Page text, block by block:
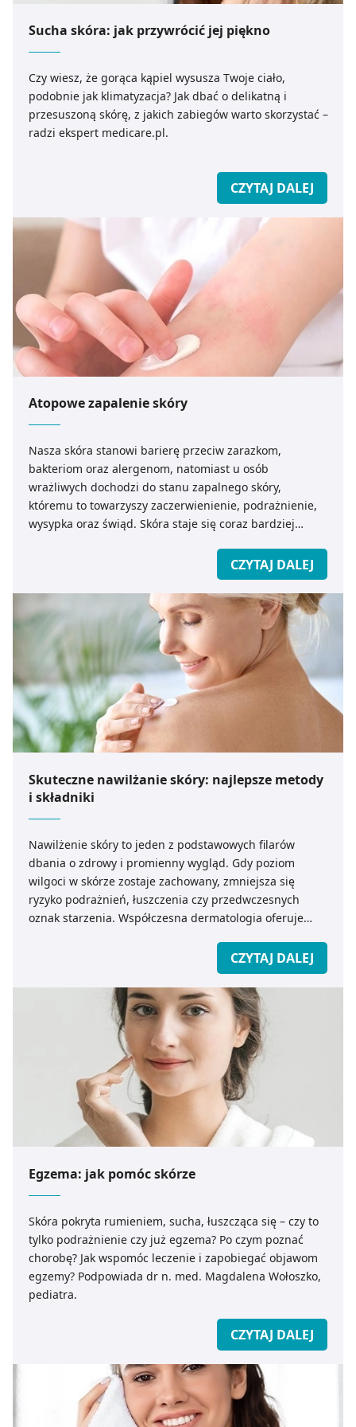
Sucha skóra: jak przywrócić jej piękno
Czy wiesz, że gorąca kąpiel wysusza Twoje ciało,
podobnie jak klimatyzacja? Jak dbać o delikatną i
przesuszoną skórę, z jakich zabiegów warto skorzystać –
radzi ekspert medicare.pl.
CZYTAJ DALEJ
Atopowe zapalenie skóry
Nasza skóra stanowi barierę przeciw zarazkom,
bakteriom oraz alergenom, natomiast u osób
wrażliwych dochodzi do stanu zapalnego skóry,
któremu to towarzyszy zaczerwienienie, podrażnienie,
wysypka oraz świąd. Skóra staje się coraz bardziej
CZYTAJ DALEJ
Skuteczne nawilżanie skóry: najlepsze metody
i składniki
Nawilżenie skóry to jeden z podstawowych filarów
dbania o zdrowy i promienny wygląd. Gdy poziom
wilgoci w skórze zostaje zachowany, zmniejsza się
ryzyko podrażnień, łuszczenia czy przedwczesnych
oznak starzenia. Współczesna dermatologia oferuje
od zewnątrz – dzięki kosmetykom – jak i od wewnątrz –
poprzez odpowiedni styl życia i dietę. Do
najważniejszych działań należą: dobór preparatów
dostosowanych do typu cery, regularność stosowania
oraz eliminowanie czynników, które prowadzą do
przesuszenia, takich jak gorące kąpiele, niewłaściwe
kosmetyki czy zanieczyszczone powietrze.
Jednym z kluczy do skutecznej pielęgnacji jest
świadome sięganie po składniki nawilżające, które
pomagają zatrzymać wodę w naskórku i wzmacniają
pielęgnacji skóry nie tylko warto uwzględniać produkty
zawierające humektanty (np. kwas hialuronowy),
hydrolipidową. Nie bez znaczenia jest również kolejność
aplikowania kosmetyków oraz umiejętność obserwacji
reakcji skóry na zmiany w pielęgnacji, klimacie czy
diecie.
CZYTAJ DALEJ
Egzema: jak pomóc skórze
Skóra pokryta rumieniem, sucha, łuszcząca się – czy to
tylko podrażnienie czy już egzema? Po czym poznać
chorobę? Jak wspomóc leczenie i zapobiegać objawom
egzemy? Podpowiada dr n. med. Magdalena Wołoszko,
pediatra.
CZYTAJ DALEJ